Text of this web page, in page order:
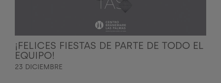
¡FELICES FIESTAS DE PARTE DE TODO EL
EQUIPO!
23 DICIEMBRE